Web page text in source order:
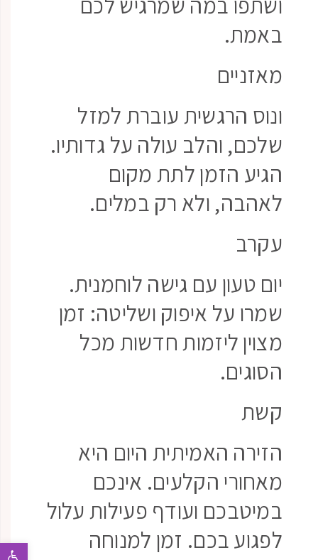
באמת.
מאזניים
ונוס הרגשית עוברת למזל
שלכם, והלב עולה על גדותיו.
הגיע הזמן לתת מקום
לאהבה, ולא רק במלים.
עקרב
יום טעון עם גישה לוחמנית.
שמרו על איפוק ושליטה: זמן
מצוין ליזמות חדשות מכל
הסוגים.
קשת
הזירה האמיתית היום היא
מאחורי הקלעים. אינכם
במיטבכם ועודף פעילות עלול
לפגוע בכם. זמן למנוחה